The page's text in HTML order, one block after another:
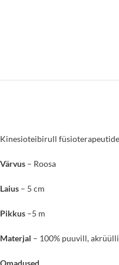
Kinesioteibirull
Värvus – Roosa
Laius – 5 cm
Pikkus –5 m
Materjal – 100% puuvill,
Omadused